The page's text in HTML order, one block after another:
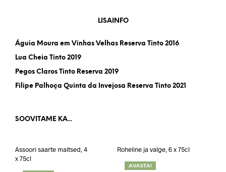
LISAINFO
Águia Moura em Vinhas Velhas Reserva Tinto 2016
Lua Cheia Tinto 2019
Pegos Claros Tinto Reserva 2019
Filipe Palhoça Quinta da Invejosa Reserva Tinto 2021
SOOVITAME KA...
Assoori saarte maitsed, 4
x 75cl
AVASTA!
Roheline ja valge, 6 x 75cl